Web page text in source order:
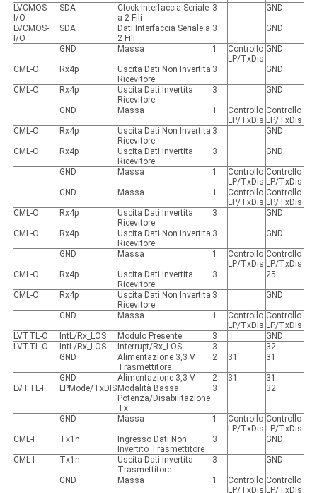
LVCMOS-
I/O
SDA
Clock Interfaccia Seriale
a 2 Fili
3 GND
LVCMOS-
I/O
SDA
Dati Interfaccia Seriale a
2 Fili
3 GND
GND Massa 1
Controllo
LP/TxDis
GND
CML-O Rx4p
Uscita Dati Non Invertita
Ricevitore
3 GND
CML-O Rx4p
Uscita Dati Invertita
Ricevitore
3 GND
GND Massa 1
Controllo
LP/TxDis
Controllo
LP/TxDis
CML-O
Rx4p
Uscita Dati Non Invertita
Ricevitore
3 GND
CML-O Rx4p
Uscita Dati Invertita
Ricevitore
3 GND
GND Massa 1
Controllo
LP/TxDis
Controllo
LP/TxDis
GND
Massa 1
Controllo
LP/TxDis
Controllo
LP/TxDis
CML-O
Rx4p
Uscita Dati Invertita
Ricevitore
3 GND
CML-O Rx4p
Uscita Dati Non Invertita
Ricevitore
3 GND
GND Massa 1
Controllo
LP/TxDis
Controllo
LP/TxDis
CML-O
Rx4p
Uscita Dati Invertita
Ricevitore
3 25
CML-O Rx4p
Uscita Dati Non Invertita
Ricevitore
3 GND
GND Massa 1
Controllo
LP/TxDis
Controllo
LP/TxDis
LVTTL-O
IntL/Rx_LOS Modulo Presente 3
GND
LVTTL-O
IntL/Rx_LOS Interrupt/Rx_LOS 3
32
GND
Alimentazione 3,3 V
Trasmettitore
2 31 31
GND Alimentazione 3,3 V 2 31
31
LVTTL-I
LPMode/TxDISModalità Bassa
Potenza/Disabilitazione
Tx
3 32
GND Massa 1
Controllo
LP/TxDis
Controllo
LP/TxDis
CML-I
Tx1n
Ingresso Dati Non
Invertito Trasmettitore
3 GND
CML-I Tx1n
Uscita Dati Invertita
Trasmettitore
3 GND
GND Massa 1
Controllo
LP/TxDis
Controllo
LP/TxDis